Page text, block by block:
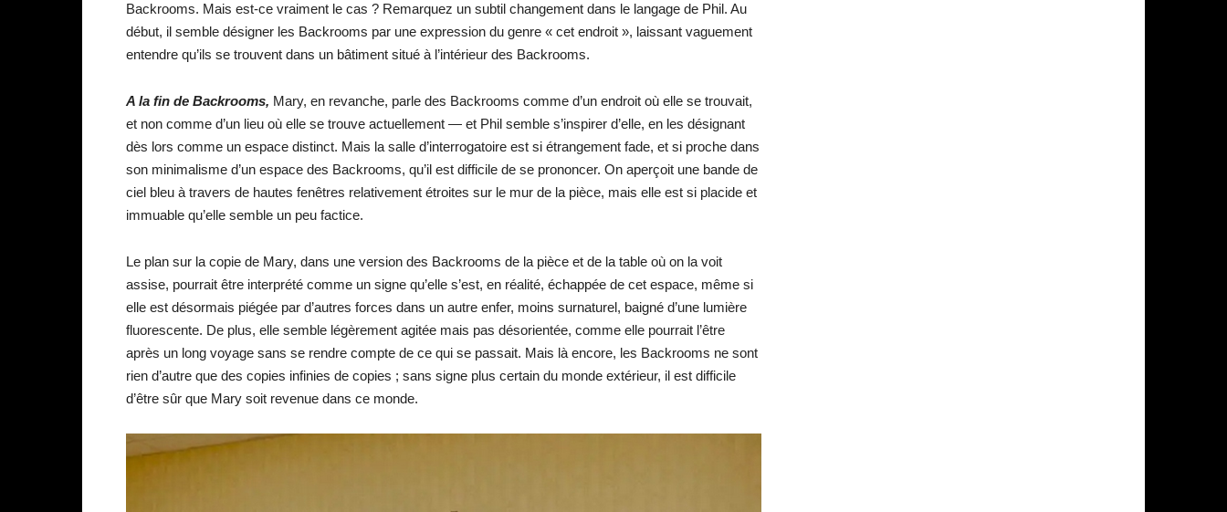
Backrooms. Mais est-ce vraiment le cas ? Remarquez un subtil changement dans le langage de Phil. Au
début, il semble désigner les Backrooms par une expression du genre « cet endroit », laissant vaguement
entendre qu’ils se trouvent dans un bâtiment situé à l’intérieur des Backrooms.
A la fin de Backrooms, Mary, en revanche, parle des Backrooms comme d’un endroit où elle se trouvait,
et non comme d’un lieu où elle se trouve actuellement — et Phil semble s’inspirer d’elle, en les désignant
dès lors comme un espace distinct. Mais la salle d’interrogatoire est si étrangement fade, et si proche dans
son minimalisme d’un espace des Backrooms, qu’il est difficile de se prononcer. On aperçoit une bande de
ciel bleu à travers de hautes fenêtres relativement étroites sur le mur de la pièce, mais elle est si placide et
immuable qu’elle semble un peu factice.
Le plan sur la copie de Mary, dans une version des Backrooms de la pièce et de la table où on la voit
assise, pourrait être interprété comme un signe qu’elle s’est, en réalité, échappée de cet espace, même si
elle est désormais piégée par d’autres forces dans un autre enfer, moins surnaturel, baigné d’une lumière
fluorescente. De plus, elle semble légèrement agitée mais pas désorientée, comme elle pourrait l’être
après un long voyage sans se rendre compte de ce qui se passait. Mais là encore, les Backrooms ne sont
rien d’autre que des copies infinies de copies ; sans signe plus certain du monde extérieur, il est difficile
d’être sûr que Mary soit revenue dans ce monde.